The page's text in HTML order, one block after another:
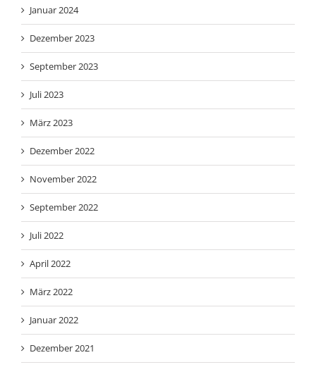
Januar 2024
Dezember 2023
September 2023
Juli 2023
März 2023
Dezember 2022
November 2022
September 2022
Juli 2022
April 2022
März 2022
Januar 2022
Dezember 2021